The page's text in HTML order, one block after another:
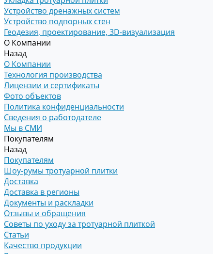
Устройство дренажных систем
Устройство подпорных стен
Геодезия, проектирование, 3D-визуализация
О Компании
Назад
О Компании
Технология производства
Лицензии и сертификаты
Фото объектов
Политика конфиденциальности
Сведения о работодателе
Мы в СМИ
Покупателям
Назад
Покупателям
Шоу-румы тротуарной плитки
Доставка
Доставка в регионы
Документы и раскладки
Отзывы и обращения
Советы по уходу за тротуарной плиткой
Статьи
Качество продукции